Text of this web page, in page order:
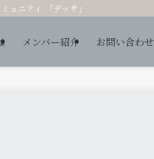
ュニティ 「デッサ」
メンバー紹介 お問い合わせ